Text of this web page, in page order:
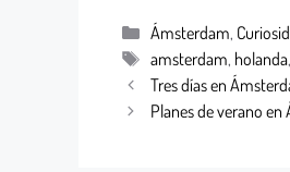
Ámsterdam,
amsterdam, holanda,
Tres días en
Planes de verano